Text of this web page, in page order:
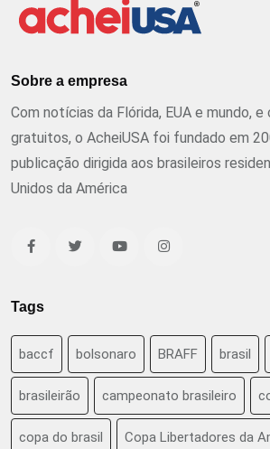
Sobre a empresa
Com notícias da Flórida, EUA e mundo,
gratuitos, o AcheiUSA foi fundado em
publicação dirigida aos brasileiros
Unidos da América
Tags
baccf bolsonaro BRAFF brasil
brasileirão campeonato brasileiro
copa do brasil Copa Libertadores da